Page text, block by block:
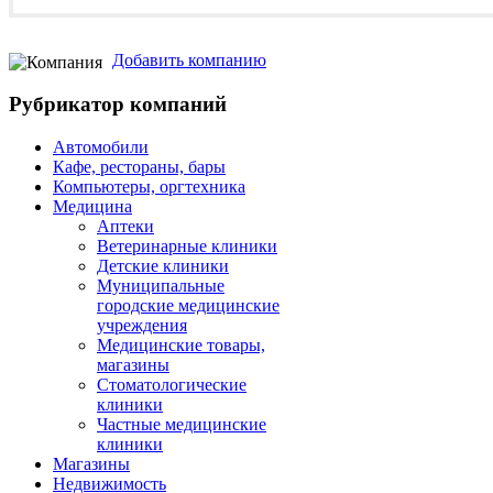
Добавить компанию
Рубрикатор компаний
Автомобили
Кафе, рестораны, бары
Компьютеры, оргтехника
Медицина
Аптеки
Ветеринарные клиники
Детские клиники
Муниципальные
городские медицинские
учреждения
Медицинские товары,
магазины
Стоматологические
клиники
Частные медицинские
клиники
Магазины
Недвижимость